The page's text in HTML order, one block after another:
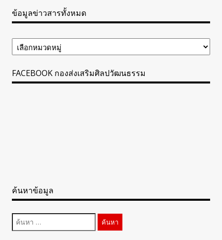
ข้อมูลข่าวสารทั้งหมด
ข้อมูล
ข่าวสาร
FACEBOOK กองส่งเสริมศิลปวัฒนธรรม
ค้นหาข้อมูล
ค้นหา
สำหรับ: